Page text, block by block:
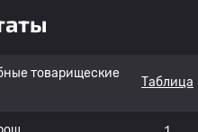
товарищеские
Таблица